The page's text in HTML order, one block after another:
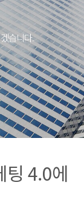
습니다.
팅 4.0에